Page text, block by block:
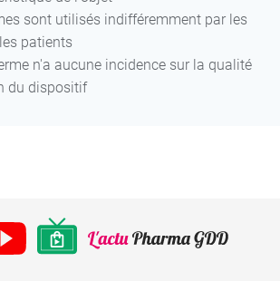
sont utilisés indifféremment par les
patients
n'a aucune incidence sur la qualité
du dispositif